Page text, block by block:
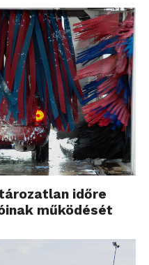
összeszedve azt
S5 Active egy
Az ellenálló
sok beázásról
hiba, vagy
valakinek tetszik,
üzemidő, kamera
időre
működését